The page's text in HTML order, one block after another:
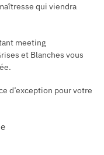
qui viendra
meeting
et Blanches vous
d’exception pour votre